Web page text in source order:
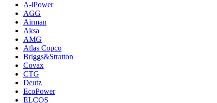
A-iPower
AGG
Airman
Aksa
AMG
Atlas Copco
Briggs&Stratton
Covax
CTG
Deutz
EcoPower
ELCOS